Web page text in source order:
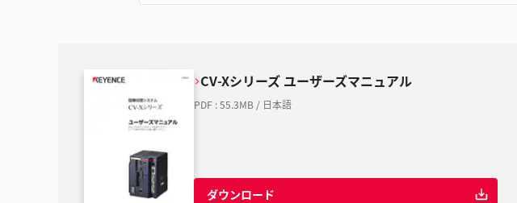
CV-Xシリーズ ユーザーズマニュアル
PDF :55.3MB / 日本語
ダウンロード